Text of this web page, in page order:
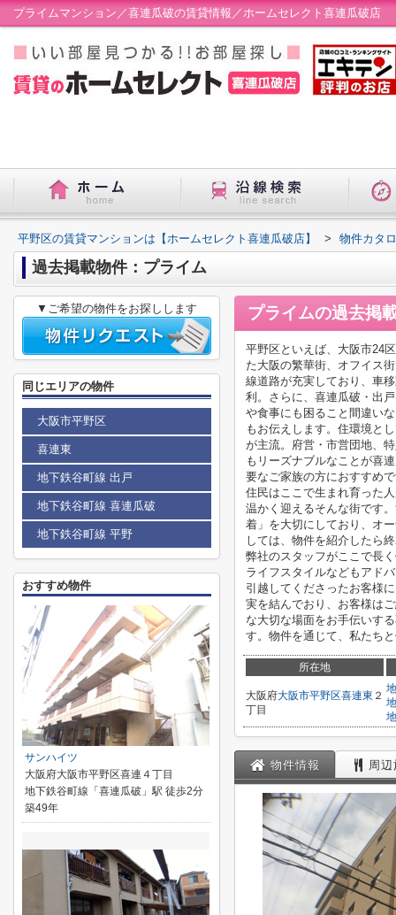
プライムマンション／喜連瓜破の賃貸情報／ホームセレクト喜連瓜破店
平野区の賃貸マンションは【ホームセレクト喜連瓜破店】 > 物件カタ
過去掲載物件：プライム
プライムの過去掲
平野区といえば、大阪市24
た大阪の繁華街、オフイス
線道路が充実しており、車
利。さらに、喜連瓜破・出
や食事にも困ること間違い
もお伝えします。住環境と
が主流。府営・市営団地、
もリーズナブルなことが喜
要なご家族の方におすすめ
住民はここで生まれ育った
温かく迎えるそんな街です
着」を大切にしており、オ
しては、物件を紹介したら
弊社のスタッフがここで長
ライフスタイルなどもアド
引越してくださったお客様
実を結んでおり、お客様は
な大切な場面をお手伝いす
す。物件を通じて、私たち
所在地
大阪府大阪市平野区喜連東 ２
丁目
物件情報 周
▼ご希望の物件をお探しします
同じエリアの物件
大阪市平野区
喜連東
地下鉄谷町線 出戸
地下鉄谷町線 喜連瓜破
地下鉄谷町線 平野
おすすめ物件
サンハイツ
大阪府大阪市平野区喜連４丁目
地下鉄谷町線「喜連瓜破」駅 徒歩2分
築49年